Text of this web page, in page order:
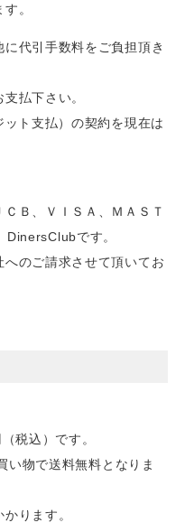
。
代引手数料をご負担頂き
払下さい。
ト支払）の契約を現在は
Ｂ、ＶＩＳＡ、ＭＡＳＴ
DinersClubです。
のご請求させて頂いてお
税込）です。
い物で送料無料となりま
ります。